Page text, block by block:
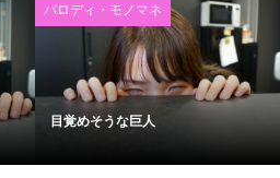
パロディ・モノマネ
目覚めそうな巨人